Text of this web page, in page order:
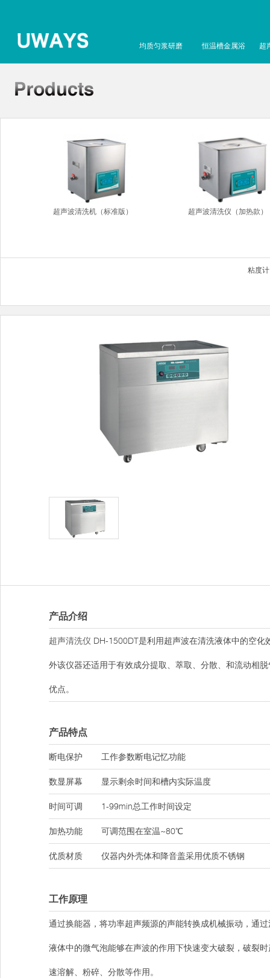
均质匀浆研磨 恒温槽金属浴 超
超声波清洗机（标准版） 超声波清洗仪（加热款）
粘度计
产品介绍
超声清洗仪 DH-1500DT是利用超声波在清洗液体中的空
外该仪器还适用于有效成分提取、萃取、分散、和流动相
优点。
产品特点
断电保护 工作参数断电记忆功能
数显屏幕 显示剩余时间和槽内实际温度
时间可调 1-99min总工作时间设定
加热功能 可调范围在室温~80℃
优质材质 仪器内外壳体和降音盖采用优质不锈钢
工作原理
通过换能器，将功率超声频源的声能转换成机械振动，通
液体中的微气泡能够在声波的作用下快速变大破裂，破裂
速溶解、粉碎、分散等作用。